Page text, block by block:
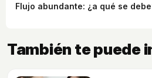
Flujo abundante: ¿a qué se
También te puede